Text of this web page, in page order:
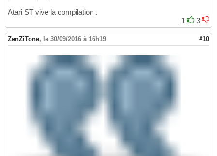
Atari ST vive la compilation .
1
3
ZenZiTone, le 30/09/2016 à 16h19 #10